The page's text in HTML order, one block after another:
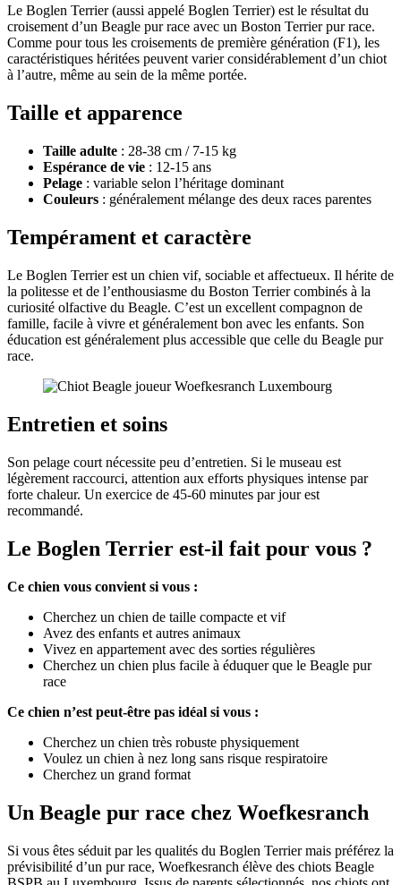
Le Boglen Terrier (aussi appelé Boglen Terrier) est le résultat du
croisement d’un Beagle pur race avec un Boston Terrier pur race.
Comme pour tous les croisements de première génération (F1), les
caractéristiques héritées peuvent varier considérablement d’un chiot
à l’autre, même au sein de la même portée.
Taille et apparence
Taille adulte : 28-38 cm / 7-15 kg
Espérance de vie : 12-15 ans
Pelage : variable selon l’héritage dominant
Couleurs : généralement mélange des deux races parentes
Tempérament et caractère
Le Boglen Terrier est un chien vif, sociable et affectueux. Il hérite de
la politesse et de l’enthousiasme du Boston Terrier combinés à la
curiosité olfactive du Beagle. C’est un excellent compagnon de
famille, facile à vivre et généralement bon avec les enfants. Son
éducation est généralement plus accessible que celle du Beagle pur
race.
Entretien et soins
Son pelage court nécessite peu d’entretien. Si le museau est
légèrement raccourci, attention aux efforts physiques intense par
forte chaleur. Un exercice de 45-60 minutes par jour est
recommandé.
Le Boglen Terrier est-il fait pour vous ?
Ce chien vous convient si vous :
Cherchez un chien de taille compacte et vif
Avez des enfants et autres animaux
Vivez en appartement avec des sorties régulières
Cherchez un chien plus facile à éduquer que le Beagle pur
race
Ce chien n’est peut-être pas idéal si vous :
Cherchez un chien très robuste physiquement
Voulez un chien à nez long sans risque respiratoire
Cherchez un grand format
Un Beagle pur race chez Woefkesranch
Si vous êtes séduit par les qualités du Boglen Terrier mais préférez la
prévisibilité d’un pur race, Woefkesranch élève des chiots Beagle